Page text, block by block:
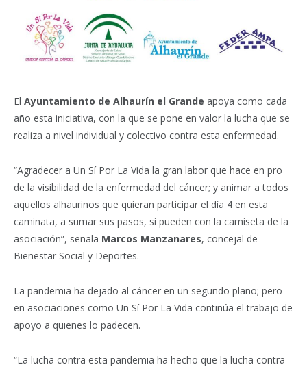
El Ayuntamiento de Alhaurín el Grande apoya como cada
año esta iniciativa, con la que se pone en valor la lucha que se
realiza a nivel individual y colectivo contra esta enfermedad.
“Agradecer a Un Sí Por La Vida la gran labor que hace en pro
de la visibilidad de la enfermedad del cáncer; y animar a todos
aquellos alhaurinos que quieran participar el día 4 en esta
caminata, a sumar sus pasos, si pueden con la camiseta de la
asociación”, señala Marcos Manzanares, concejal de
Bienestar Social y Deportes.
La pandemia ha dejado al cáncer en un segundo plano; pero
en asociaciones como Un Sí Por La Vida continúa el trabajo de
apoyo a quienes lo padecen.
“La lucha contra esta pandemia ha hecho que la lucha contra